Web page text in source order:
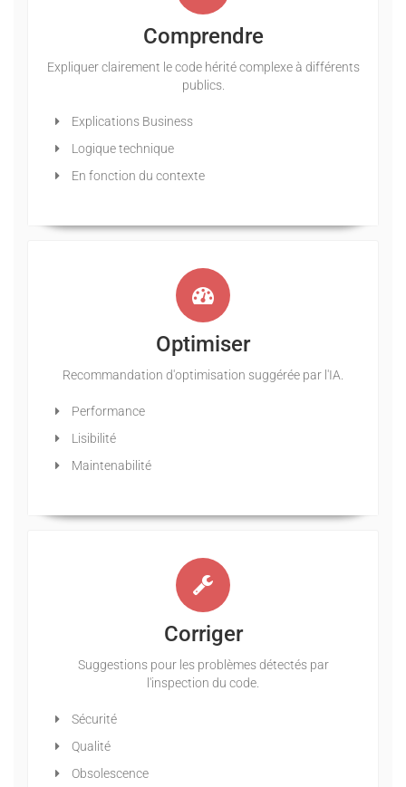
Comprendre
Expliquer clairement le code hérité complexe à différents
publics.
Explications Business
Logique technique
En fonction du contexte
Optimiser
Recommandation d'optimisation suggérée par l'IA.
Performance
Lisibilité
Maintenabilité
Corriger
Suggestions pour les problèmes détectés par
l'inspection du code.
Sécurité
Qualité
Obsolescence